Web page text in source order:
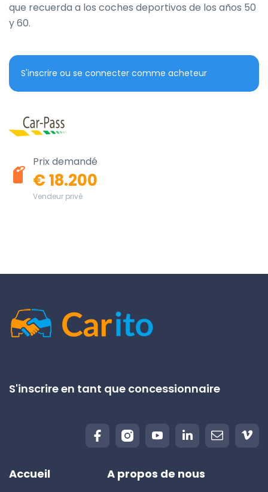
que recuerda a los coches deportivos de los años 50
y 60.
S'inscrire ou se connecter comme acheteur
Prix demandé
€ 18.200
Vendeur privé
S'inscrire en tant que concessionnaire
Accueil A propos de nous